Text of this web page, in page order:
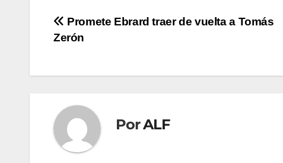
Navegación
entradas
Promete Ebrard traer de vuelta a Tomás
Zerón
PorALF